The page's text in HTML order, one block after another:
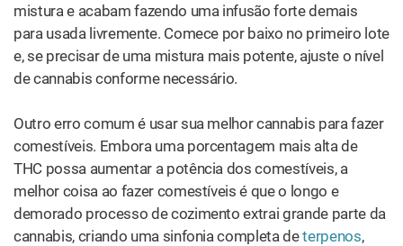
mistura e acabam fazendo uma infusão forte demais
para usada livremente. Comece por baixo no primeiro lote
e, se precisar de uma mistura mais potente, ajuste o nível
de cannabis conforme necessário.
Outro erro comum é usar sua melhor cannabis para fazer
comestíveis. Embora uma porcentagem mais alta de
THC possa aumentar a potência dos comestíveis, a
melhor coisa ao fazer comestíveis é que o longo e
demorado processo de cozimento extrai grande parte da
cannabis, criando uma sinfonia completa deterpenos,